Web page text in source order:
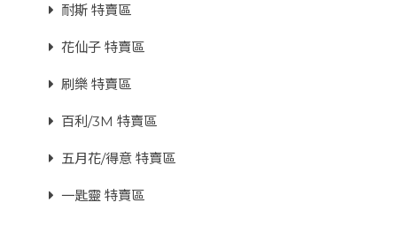
耐斯 特賣區
花仙子 特賣區
刷樂 特賣區
百利/3M 特賣區
五月花/得意 特賣區
一匙靈 特賣區